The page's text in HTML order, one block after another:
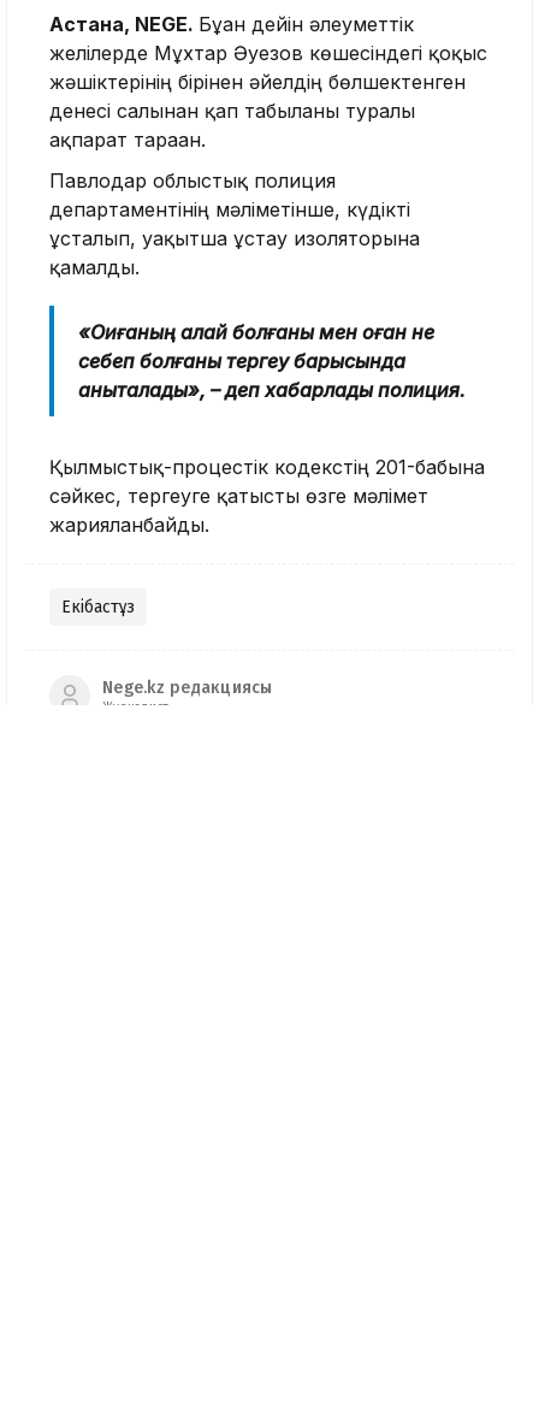
Астана, NEGE. Бұған дейін әлеуметтік
желілерде Мұхтар Әуезов көшесіндегі қоқыс
жәшіктерінің бірінен әйелдің бөлшектенген
денесі салынған қап табылғаны туралы
ақпарат тараған.
Павлодар облыстық полиция
департаментінің мәліметінше, күдікті
ұсталып, уақытша ұстау изоляторына
қамалды.
«Оқиғаның қалай болғаны мен оған не
себеп болғаны тергеу барысында
анықталады», – деп хабарлады полиция.
Қылмыстық-процестік кодекстің 201-бабына
сәйкес, тергеуге қатысты өзге мәлімет
жарияланбайды.
Екібастұз
Nege.kz редакциясы
Журналист